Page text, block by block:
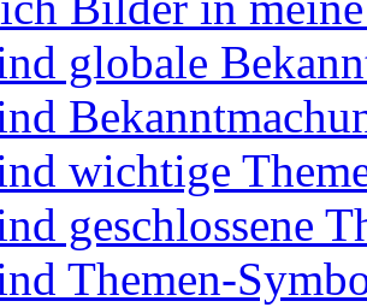
globale
wichtige
geschlossene
Themen-